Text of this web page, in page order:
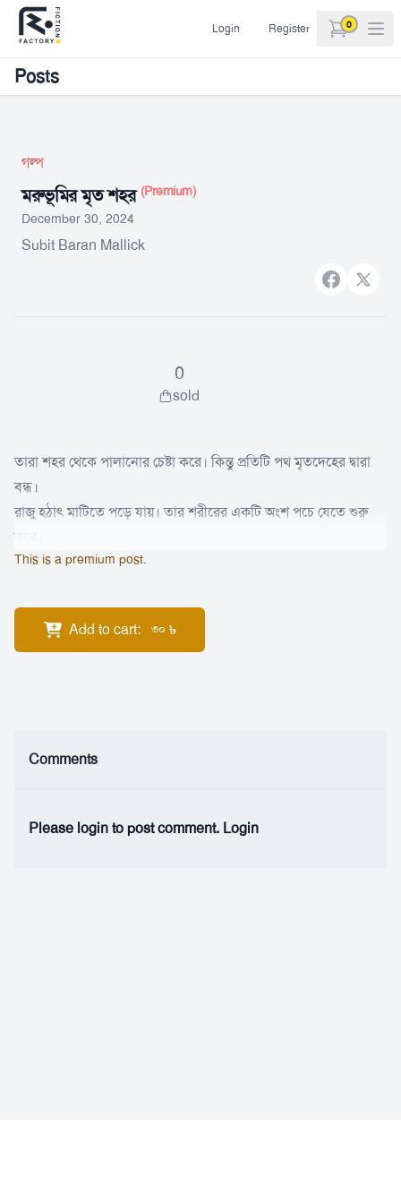
Login Register 0
items in
Posts
গল্প
মরুভূমির মৃত শহর (Premium)
December 30, 2024
Subit Baran Mallick
Facebook
X
0
sold
তারা শহর থেকে পালানোর চেষ্টা করে। কিন্তু প্রতিটি পথ মৃতদেহের দ্বারা
বন্ধ।
রাজু হঠাৎ মাটিতে পড়ে যায়। তার শরীরের একটি অংশ পচে যেতে শুরু
This is a premium post.
Add to cart: 30 ৳
Comments
Please login to post comment. Login